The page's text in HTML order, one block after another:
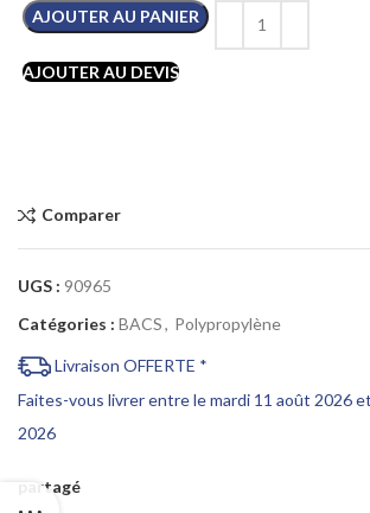
AJOUTER AU PANIER
AJOUTER AU DEVIS
Comparer
UGS : 90965
Catégories : BACS, Polypropylène
Livraison OFFERTE *
Faites-vous livrer entre le mardi 11 août 2026
2026
partagé